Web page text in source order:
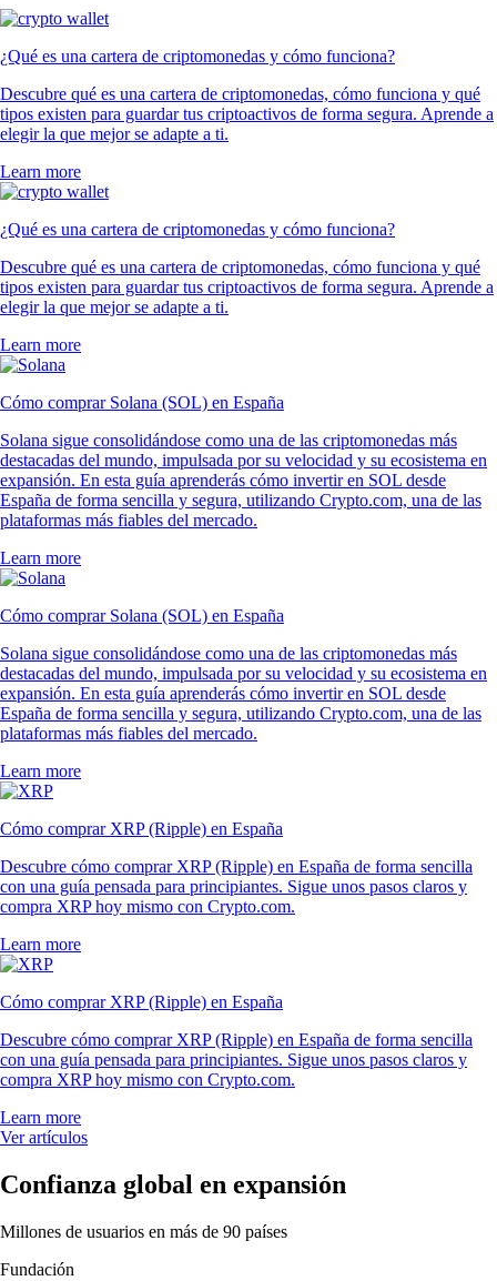
¿Qué es una cartera de criptomonedas y cómo funciona?
Descubre qué es una cartera de criptomonedas, cómo funciona y qué
tipos existen para guardar tus criptoactivos de forma segura. Aprende a
elegir la que mejor se adapte a ti.
Learn more
¿Qué es una cartera de criptomonedas y cómo funciona?
Descubre qué es una cartera de criptomonedas, cómo funciona y qué
tipos existen para guardar tus criptoactivos de forma segura. Aprende a
elegir la que mejor se adapte a ti.
Learn more
Cómo comprar Solana (SOL) en España
Solana sigue consolidándose como una de las criptomonedas más
destacadas del mundo, impulsada por su velocidad y su ecosistema en
expansión. En esta guía aprenderás cómo invertir en SOL desde
España de forma sencilla y segura, utilizando Crypto.com, una de las
plataformas más fiables del mercado.
Learn more
Cómo comprar Solana (SOL) en España
Solana sigue consolidándose como una de las criptomonedas más
destacadas del mundo, impulsada por su velocidad y su ecosistema en
expansión. En esta guía aprenderás cómo invertir en SOL desde
España de forma sencilla y segura, utilizando Crypto.com, una de las
plataformas más fiables del mercado.
Learn more
Cómo comprar XRP (Ripple) en España
Descubre cómo comprar XRP (Ripple) en España de forma sencilla
con una guía pensada para principiantes. Sigue unos pasos claros y
compra XRP hoy mismo con Crypto.com.
Learn more
Cómo comprar XRP (Ripple) en España
Descubre cómo comprar XRP (Ripple) en España de forma sencilla
con una guía pensada para principiantes. Sigue unos pasos claros y
compra XRP hoy mismo con Crypto.com.
Learn more
Ver artículos
Confianza global en expansión
Millones de usuarios en más de 90 países
Fundación